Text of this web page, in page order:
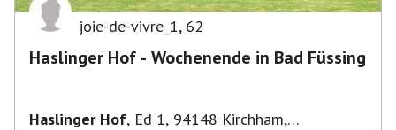
joie-de-vivre_1, 62
Haslinger Hof - Wochenende in Bad Füssing
Haslinger Hof, Ed 1, 94148 Kirchham,